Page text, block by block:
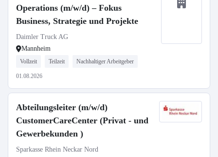
Operations (m/w/d) – Fokus
Business, Strategie und Projekte
Daimler Truck AG
Mannheim
Vollzeit Teilzeit Nachhaltiger Arbeitgeber
01.08.2026
Abteilungsleiter (m/w/d)
CustomerCareCenter (Privat - und
Gewerbekunden )
Sparkasse Rhein Neckar Nord